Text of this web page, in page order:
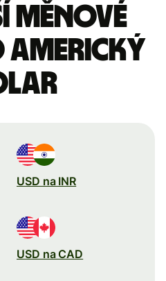
měnové
americký
USD na INR
USD na CAD